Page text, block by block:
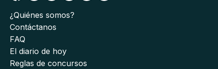
¿Quiénes somos?
Contáctanos
FAQ
El diario de hoy
Reglas de concursos